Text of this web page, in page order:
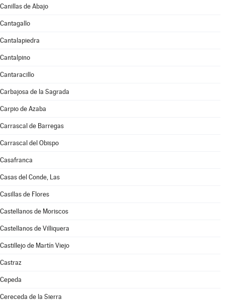
Canillas de Abajo
Cantagallo
Cantalapiedra
Cantalpino
Cantaracillo
Carbajosa de la Sagrada
Carpio de Azaba
Carrascal de Barregas
Carrascal del Obispo
Casafranca
Casas del Conde, Las
Casillas de Flores
Castellanos de Moriscos
Castellanos de Villiquera
Castillejo de Martín Viejo
Castraz
Cepeda
Cereceda de la Sierra